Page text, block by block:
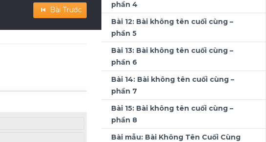
Bài Trước
phần 4
Bài 12: Bài không tên cuối cùng –
phần 5
Bài 13: Bài không tên cuối cùng –
phần 6
Bài 14: Bài không tên cuối cùng –
phần 7
Bài 15: Bài không tên cuối cùng –
phần 8
Bài mẫu: Bài Không Tên Cuối Cùng